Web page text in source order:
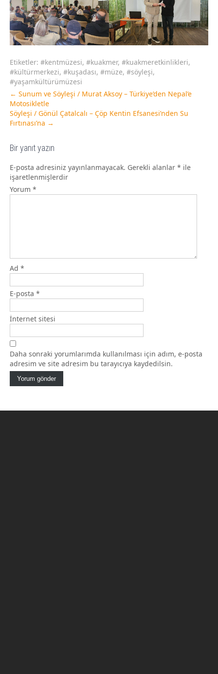
Etiketler: #kentmüzesi, #kuakmer, #kuakmeretkinlikleri,
#kültürmerkezi, #kuşadası, #müze, #söyleşi,
#yaşamkültürümüzesi
← Sunum ve Söyleşi / Murat Aksoy – Türkiye’den Nepal’e
Motosikletle
Söyleşi / Gönül Çatalcalı – Çöp Kentin Efsanesi’nden Su
Fırtınası’na →
Bir yanıt yazın
E-posta adresiniz yayınlanmayacak. Gerekli alanlar * ile
işaretlenmişlerdir
Yorum *
Ad *
E-posta *
İnternet sitesi
Daha sonraki yorumlarımda kullanılması için adım, e-posta
adresim ve site adresim bu tarayıcıya kaydedilsin.